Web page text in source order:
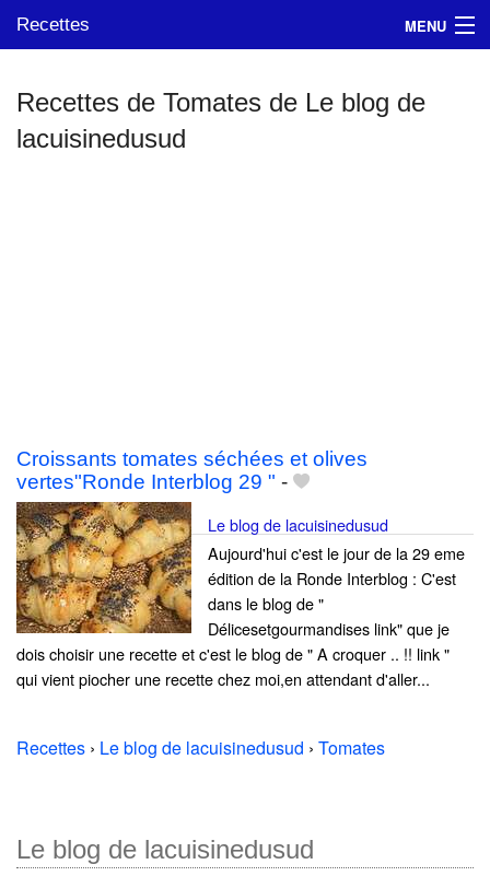
Recettes MENU
Mes blogs préférés
Recettes de Tomates de Le blog de
lacuisinedusud
Croissants tomates séchées et olives
vertes"Ronde Interblog 29 " -
Le blog de lacuisinedusud
Aujourd'hui c'est le jour de la 29 eme
édition de la Ronde Interblog : C'est
dans le blog de "
Délicesetgourmandises link" que je
dois choisir une recette et c'est le blog de " A croquer .. !! link "
qui vient piocher une recette chez moi,en attendant d'aller...
Recettes › Le blog de lacuisinedusud › Tomates
Le blog de lacuisinedusud